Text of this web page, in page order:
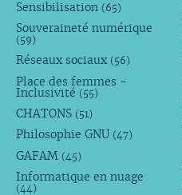
Sensibilisation (65)
Souveraineté numérique
(59)
Réseaux sociaux (56)
Place des femmes -
Inclusivité (55)
CHATONS (51)
Philosophie GNU (47)
GAFAM (45)
Informatique en nuage
(44)